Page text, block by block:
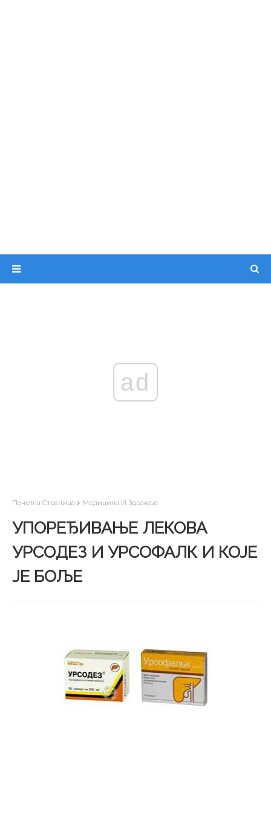
ad
Почетна Страница Медицина И Здравље
УПОРЕЂИВАЊЕ ЛЕКОВА
УРСОДЕЗ И УРСОФАЛК И КОЈЕ
ЈЕ БОЉЕ